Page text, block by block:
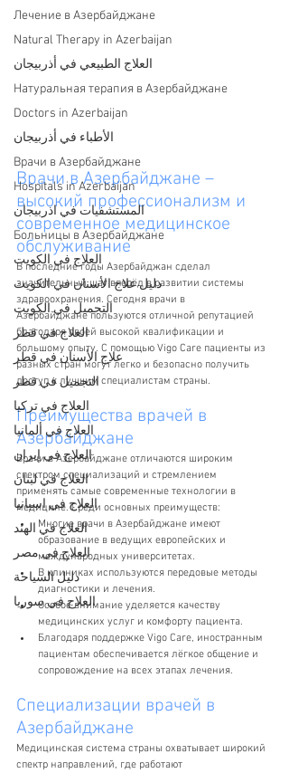
Лечение в Азербайджане
Natural Therapy in Azerbaijan
العلاج الطبيعي في أذربيجان
Натуральная терапия в Азербайджане
Doctors in Azerbaijan
الأطباء في أذربيجان
Врачи в Азербайджане
Hospitals in Azerbaijan
المستشفيات في اذربيجان
Больницы в Азербайджане
العلاج في الكويت
دليل علاج الأسنان في الكويت
التجميل في الكويت
العلاج في قطر
علاج الأسنان في قطر
التجميل في قطر
العلاج في تركيا
العلاج في ألمانيا
العلاج في إيران
العلاج في لبنان
العلاج في اسبانيا
العلاج في الهند
العلاج في مصر
دليل السياحة
العلاج في سوريا
Врачи в Азербайджане –
высокий профессионализм и
современное медицинское
обслуживание
В последние годы Азербайджан сделал
значительный шаг вперёд в развитии системы
здравоохранения. Сегодня врачи в
Азербайджане пользуются отличной репутацией
благодаря своей высокой квалификации и
большому опыту. С помощью Vigo Care пациенты из
разных стран могут легко и безопасно получить
доступ к лучшим специалистам страны.
Преимущества врачей в
Азербайджане
Врачи в Азербайджане отличаются широким
спектром специализаций и стремлением
применять самые современные технологии в
медицине. Среди основных преимуществ:
Многие врачи в Азербайджане имеют
образование в ведущих европейских и
международных университетах.
В клиниках используются передовые методы
диагностики и лечения.
Особое внимание уделяется качеству
медицинских услуг и комфорту пациента.
Благодаря поддержке Vigo Care, иностранным
пациентам обеспечивается лёгкое общение и
сопровождение на всех этапах лечения.
Специализации врачей в
Азербайджане
Медицинская система страны охватывает широкий
спектр направлений, где работают